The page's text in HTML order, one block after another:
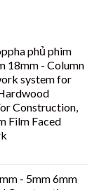
phủ phim
18mm - Column
system for
Construction,
Film Faced
- 5mm 6mm